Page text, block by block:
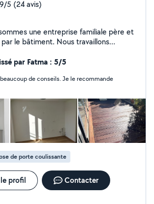
5 (24 avis)
le bâtiment. Nous travaillons
de rénovation, même si nous
pensé à prendre des photos de
Peinture
bien pour
rénovation que pour des petits services
de meubles, petites réparations,
etc.).
par Fatma : 5/5
Efficace, à donner beaucoup de conseils. Je le recommande
de porte coulissante
profil Contacter